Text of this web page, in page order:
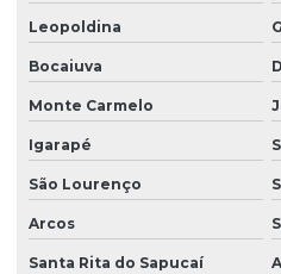
Reforma de talha elétrica em am
Reforma de talha elétrica em sc
Representação swf krantechnik
Retrofit de pontes rolantes
Sinalizador áudio visual
Leopoldina
Bocaiuva
Monte Carmelo
Igarapé
São Lourenço
Arcos
Santa Rita do Sapucaí